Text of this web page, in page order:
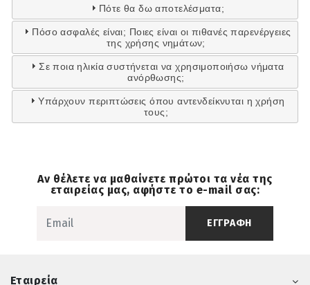
Πότε θα δω αποτελέσματα;
Πόσο ασφαλές είναι; Ποιες είναι οι πιθανές παρενέργειες
της χρήσης νημάτων;
Σε ποια ηλικία συστήνεται να χρησιμοποιήσω νήματα
ανόρθωσης;
Υπάρχουν περιπτώσεις όπου αντενδείκνυται η χρήση
τους;
Αν θέλετε να μαθαίνετε πρώτοι τα νέα της
εταιρείας μας, αφήστε το e-mail σας:
ΕΓΓΡΑΦΗ
Εταιρεία